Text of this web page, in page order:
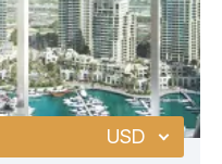
USD